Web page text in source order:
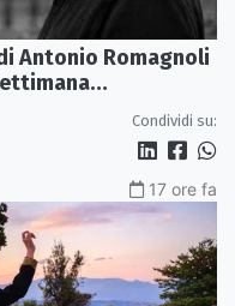
Antonio Romagnoli
Condividi su:
17 ore fa